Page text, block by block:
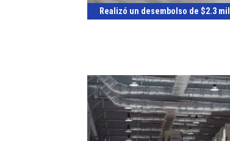
Realizó un desembolso de $2.3